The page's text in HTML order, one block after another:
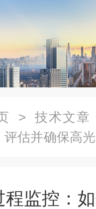
> 技术文章
估并确保高
监控：